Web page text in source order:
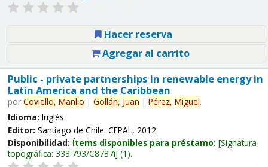
Hacer reserva
Agregar al carrito
Public - private partnerships in renewable energy in
Latin America and the Caribbean
por Coviello, Manlio | Gollán, Juan | Pérez, Miguel.
Idioma: Inglés
Editor: Santiago de Chile: CEPAL, 2012
Disponibilidad: Ítems disponibles para préstamo: Signatura
topográfica: 333.793/C8737i (1).